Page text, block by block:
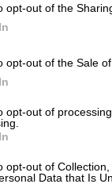
opt-out of the
opt-out of the Sale
opt-out of
opt-out of
Data that Is
στη χώρα
Κενταύρου.
είχε ο
είπε ότι